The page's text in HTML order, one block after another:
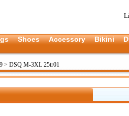
Shoes Accessory Bikini
> DSQ M-3XL 25tr01